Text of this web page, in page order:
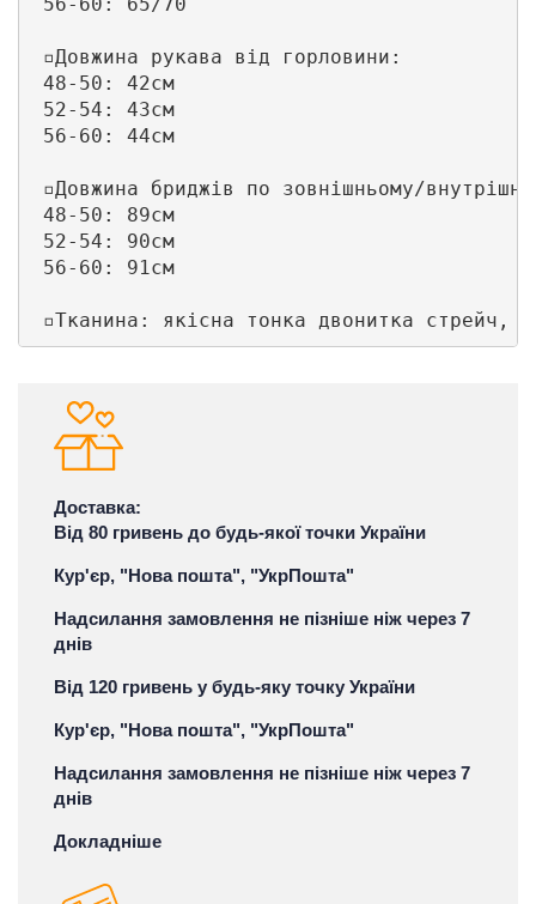
56-60: 65/70
▫️Довжина рукава від горловини:
48-50: 42см
52-54: 43см
56-60: 44см
▫️Довжина бриджів по зовнішньому/
48-50: 89см
52-54: 90см
56-60: 91см
Доставка:
Від 80 гривень до будь-якої точки України
Кур'єр, "Нова пошта", "УкрПошта"
Надсилання замовлення не пізніше ніж через 7
днів
Від 120 гривень у будь-яку точку України
Кур'єр, "Нова пошта", "УкрПошта"
Надсилання замовлення не пізніше ніж через 7
днів
Докладніше